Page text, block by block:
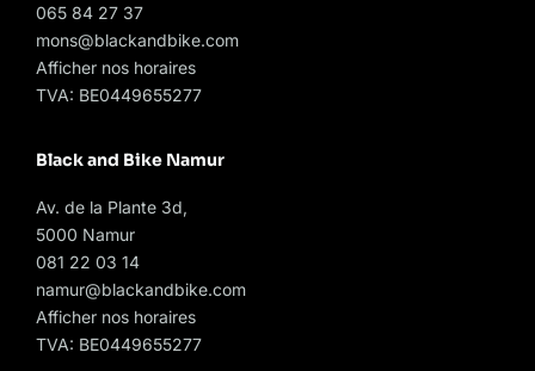
065 84 27 37
mons@blackandbike.com
Afficher nos horaires
TVA: BE0449655277
Black and Bike Namur
Av. de la Plante 3d,
5000 Namur
081 22 03 14
namur@blackandbike.com
Afficher nos horaires
TVA: BE0449655277